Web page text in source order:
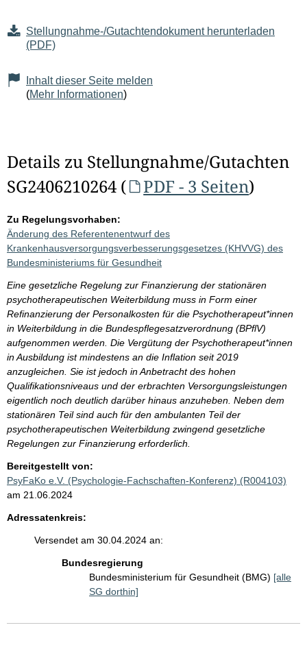
Stellungnahme-/Gutachtendokument herunterladen
(PDF)
Inhalt dieser Seite melden
(Mehr Informationen)
Details zu Stellungnahme/Gutachten
SG2406210264 (
PDF - 3 Seiten)
Zu Regelungsvorhaben:
Änderung des Referentenentwurf des
Krankenhausversorgungsverbesserungsgesetzes (KHVVG) des
Bundesministeriums für Gesundheit
Eine gesetzliche Regelung zur Finanzierung der stationären
psychotherapeutischen Weiterbildung muss in Form einer
Refinanzierung der Personalkosten für die Psychotherapeut*innen
in Weiterbildung in die Bundespflegesatzverordnung (BPflV)
aufgenommen werden. Die Vergütung der Psychotherapeut*innen
in Ausbildung ist mindestens an die Inflation seit 2019
anzugleichen. Sie ist jedoch in Anbetracht des hohen
Qualifikationsniveaus und der erbrachten Versorgungsleistungen
eigentlich noch deutlich darüber hinaus anzuheben. Neben dem
stationären Teil sind auch für den ambulanten Teil der
psychotherapeutischen Weiterbildung zwingend gesetzliche
Regelungen zur Finanzierung erforderlich.
Bereitgestellt von:
PsyFaKo e.V. (Psychologie-Fachschaften-Konferenz) (R004103)
am 21.06.2024
Adressatenkreis:
Versendet am 30.04.2024 an:
Bundesregierung
Bundesministerium für Gesundheit (BMG) [alle
SG dorthin]